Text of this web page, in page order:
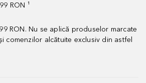
RON ¹
RON. Nu se aplică produselor marcate
comenzilor alcătuite exclusiv din astfel